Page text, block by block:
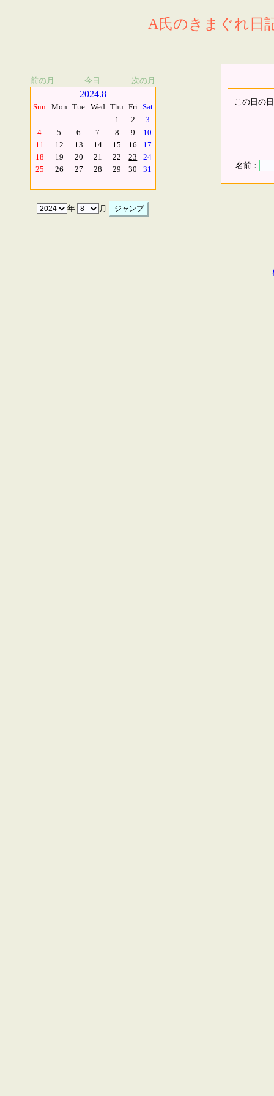
A氏のきまぐれ日
前の月 今日 次の月
2024.8
Sun Mon Tue Wed Thu Fri Sat
1
2
3
4
5 6 7 8 9
10
11
12 13 14 15 16
17
18
19 20 21 22 23
24
25
26 27 28 29 30 31
年 月
この日の
名前：